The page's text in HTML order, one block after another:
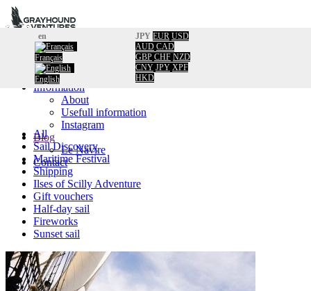
en
Français
English
JPY EUR USD
AUD CAD
GBP CHF NZD
CNY JPY XPF
HKD
Home
Booking
Calendar
Information
About
Usefull information
Instagram
Blog
Le Navire
Contact
All
Sail Discovery
Maritime Festival
Shipping
Ilses of Scilly Adventure
Gift vouchers
Half-day sail
Fireworks
Sunset sail